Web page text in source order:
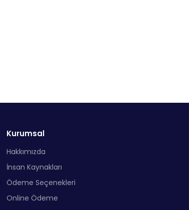
Kurumsal
Hakkımızda
İnsan Kaynakları
Ödeme Seçenekleri
Online Ödeme